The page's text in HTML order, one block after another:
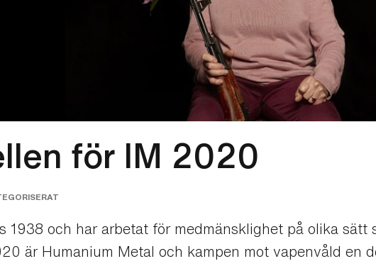
för IM 2020
1938 och har arbetat för medmänsklighet på olika
är Humanium Metal och kampen mot vapenvåld en